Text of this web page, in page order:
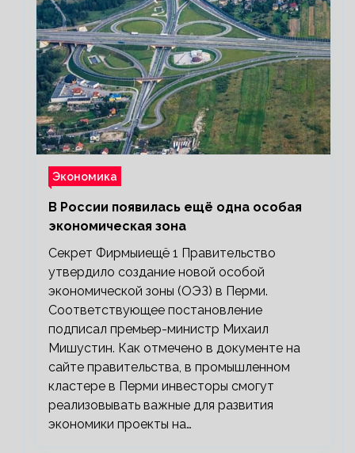
Экономика
В России появилась ещё одна особая
экономическая зона
Секрет Фирмыиещё 1 Правительство
утвердило создание новой особой
экономической зоны (ОЭЗ) в Перми.
Соответствующее постановление
подписал премьер-министр Михаил
Мишустин. Как отмечено в документе на
сайте правительства, в промышленном
кластере в Перми инвесторы смогут
реализовывать важные для развития
экономики проекты на…